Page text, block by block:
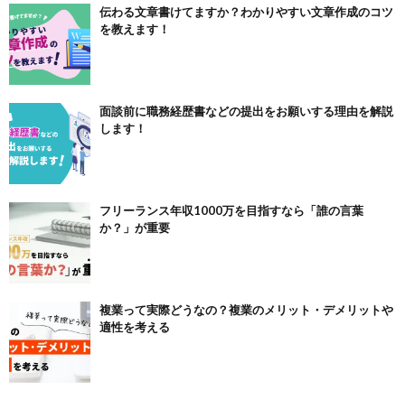
伝わる文章書けてますか？わかりやすい文章作成のコツ
を教えます！
面談前に職務経歴書などの提出をお願いする理由を解説
します！
フリーランス年収1000万を目指すなら「誰の言葉
か？」が重要
複業って実際どうなの？複業のメリット・デメリットや
適性を考える